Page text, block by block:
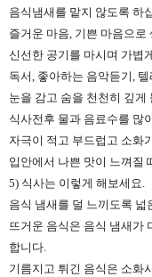
음식냄새를 맡지 않도록 하
즐거운 마음, 기쁜 마음으로
신선한 공기를 마시며 가볍
독서, 좋아하는 음악듣기,
눈을 감고 숨을 천천히 깊
식사전후 물과 음료수를 많
자극이 적고 부드럽고 소화
입안에서 나쁜 맛이 느껴질
5) 식사는 이렇게 해보세요.
음식 냄새를 덜 느끼도록
뜨거운 음식은 음식 냄새가
합니다.
기름지고 튀긴 음식은 소화